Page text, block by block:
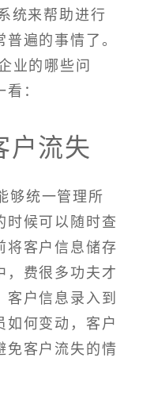
统来帮助进行
遍的事情了。
业的哪些问
：
户流失
够统一管理所
时候可以随时查
将客户信息储存
，费很多功夫才
户信息录入到
如何变动，客户
免客户流失的情